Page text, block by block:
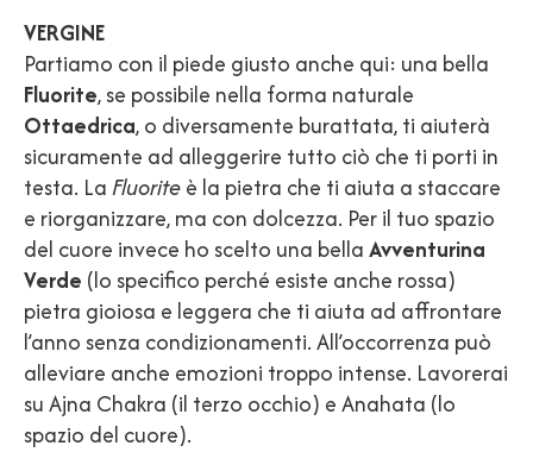
VERGINE
Partiamo con il piede giusto anche qui: una bella
Fluorite, se possibile nella forma naturale
Ottaedrica, o diversamente burattata, ti aiuterà
sicuramente ad alleggerire tutto ciò che ti porti in
testa. LaFluoriteè la pietra che ti aiuta a staccare
e riorganizzare, ma con dolcezza. Per il tuo spazio
del cuore invece ho scelto una bellaAvventurina
Verde (lo specifico perché esiste anche rossa)
pietra gioiosa e leggera che ti aiuta ad affrontare
l’anno senza condizionamenti. All’occorrenza può
alleviare anche emozioni troppo intense. Lavorerai
su Ajna Chakra (il terzo occhio) e Anahata (lo
spazio del cuore).